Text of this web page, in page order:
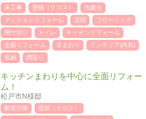
床工事 壁紙（クロス）
洗面台
マンションリフォーム
玄関
フローリング
間仕切り
トイレ
キッチンリフォーム
全面リフォーム
水まわり
インテリア(内装)
収納
間取り
キッチンまわりを中心に全面リフォー
ム！
松戸市N様邸
配管交換
壁紙（クロス）